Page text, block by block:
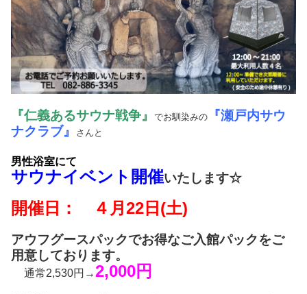
『仁義あるサウナ戦争』 でお馴染みの
『瀬戸内サウ
ナクラブ』
さんと
男性浴室にて
サウナイベント開催いたします☆
開催日： ４月22日(土)
アウフグースパックでお得なご入館パックをご
用意しております。
通常2,530円→2,000円